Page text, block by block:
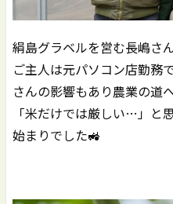
絹島グラベルを営む長嶋さ
ご主人は元パソコン店勤務
さんの影響もあり農業の道
「米だけでは厳しい…」と
始まりでした🚜